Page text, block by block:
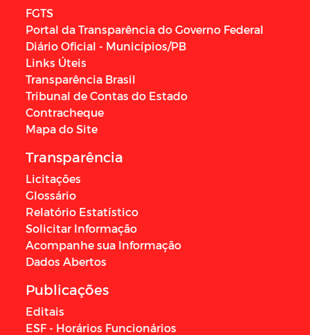
FGTS
Portal da Transparência do Governo Federal
Diário Oficial - Municípios/PB
Links Úteis
Transparência Brasil
Tribunal de Contas do Estado
Contracheque
Mapa do Site
Transparência
Licitações
Glossário
Relatório Estatístico
Solicitar Informação
Acompanhe sua Informação
Dados Abertos
Publicações
Editais
ESF - Horários Funcionários